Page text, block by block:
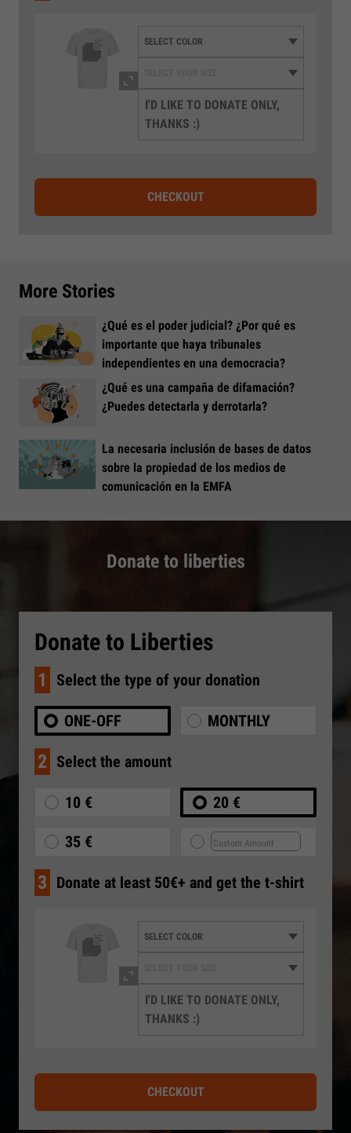
I'D LIKE TO DONATE ONLY,
THANKS :)
CHECKOUT
More Stories
¿Qué es el poder judicial? ¿Por qué es
importante que haya tribunales
independientes en una democracia?
¿Qué es una campaña de difamación?
¿Puedes detectarla y derrotarla?
La necesaria inclusión de bases de datos
sobre la propiedad de los medios de
comunicación en la EMFA
Donate to liberties
Donate to Liberties
1 Select the type of your donation
ONE-OFF MONTHLY
2 Select the amount
10 € 20 €
35 €
3 Donate at least 50€+ and get the t-shirt
I'D LIKE TO DONATE ONLY,
THANKS :)
CHECKOUT